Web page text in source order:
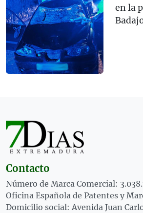
en la
Contacto
Número de Marca Comercial:
Oficina Española de Patentes y
Domicilio social: Avenida Juan